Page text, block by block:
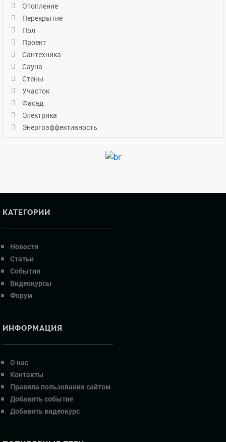
Отопление
Перекрытие
Пол
Проект
Сантехника
Сауна
Стены
Участок
Фасад
Электрика
Энергоэффективность
КАТЕГОРИИ
Новости
Статьи
События
Видеокурсы
Форум
ИНФОРМАЦИЯ
О нас
Контакты
Правила пользования сайтом
Добавить событие
Добавить видеокурс